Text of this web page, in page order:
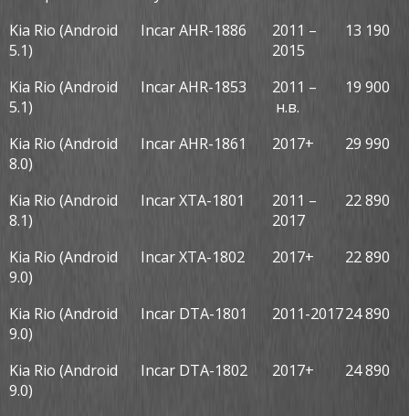
Kia Rio (Android
5.1)
Incar AHR-1886
2011 –
2015
13 190
Kia Rio (Android
5.1)
Incar AHR-1853
2011 –
н.в.
19 900
Kia Rio (Android
8.0)
Incar AHR-1861 2017+ 29 990
Kia Rio (Android
8.1)
Incar XTA-1801
2011 –
2017
22 890
Kia Rio (Android
9.0)
Incar XTA-1802 2017+ 22 890
Kia Rio (Android
9.0)
Incar DTA-1801 2011-201724 890
Kia Rio (Android
9.0)
Incar DTA-1802 2017+ 24 890